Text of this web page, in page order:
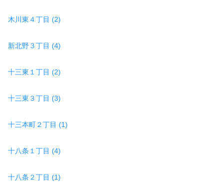
木川東４丁目 (2)
新北野３丁目 (4)
十三東１丁目 (2)
十三東３丁目 (3)
十三本町２丁目 (1)
十八条１丁目 (4)
十八条２丁目 (1)